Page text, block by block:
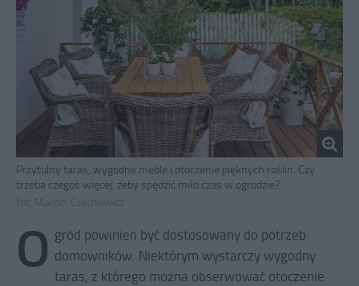
Przytulny taras, wygodne meble i otoczenie pięknych roślin. Czy
trzeba czegoś więcej, żeby spędzić miło czas w ogrodzie?
O gród powinien być dostosowany do potrzeb
domowników. Niektórym wystarczy wygodny
taras, z którego można obserwować otoczenie